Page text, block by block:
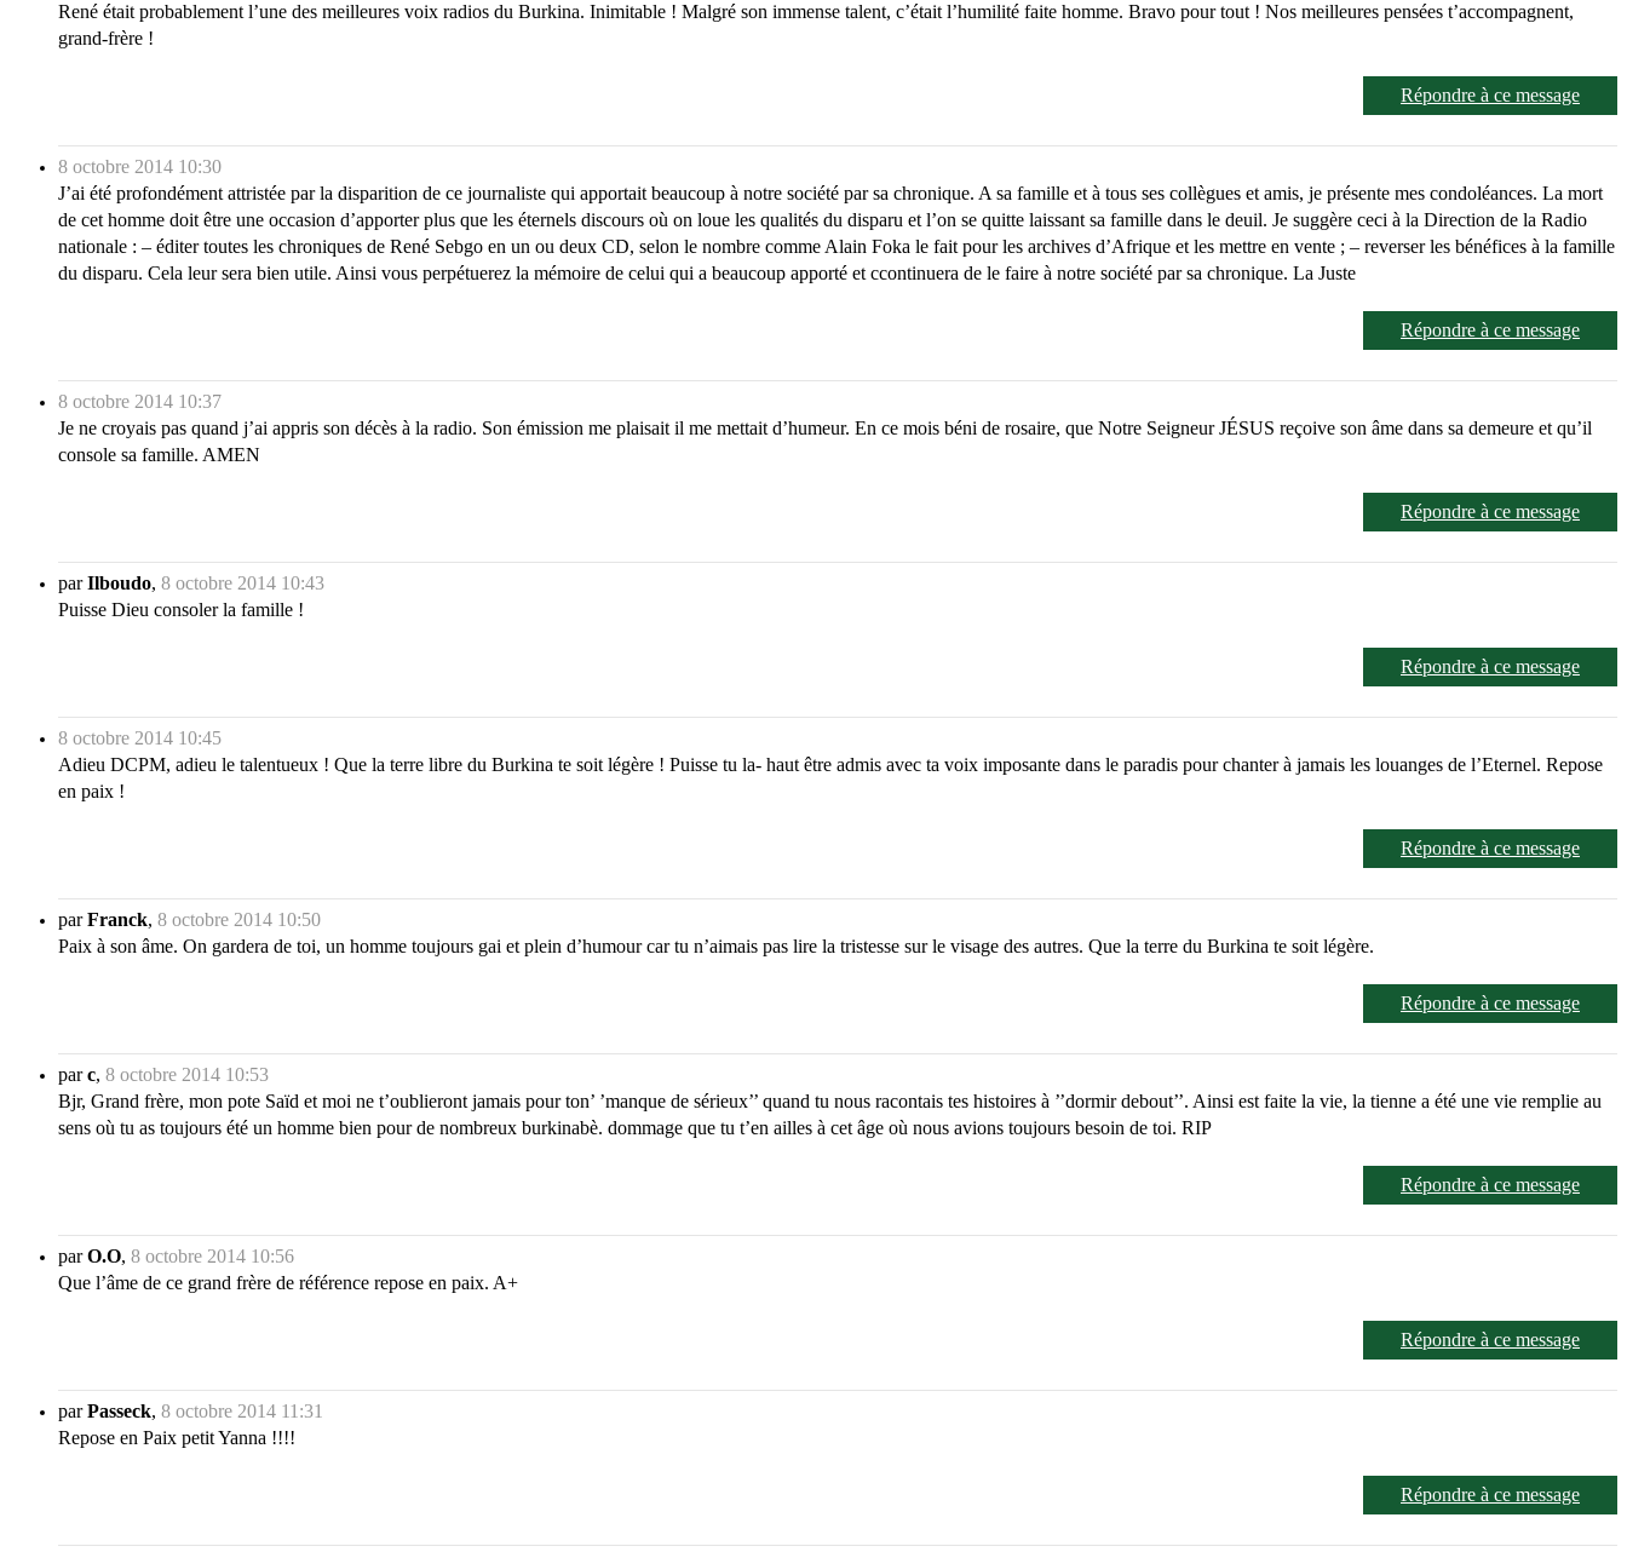
René était probablement l’une des meilleures voix radios du Burkina. Inimitable ! Malgré son immense talent, c’était l’humilité faite homme. Bravo pour tout ! Nos meilleures pensées t’accompagnent,
grand-frère !
Répondre à ce message
8 octobre 2014 10:30
J’ai été profondément attristée par la disparition de ce journaliste qui apportait beaucoup à notre société par sa chronique. A sa famille et à tous ses collègues et amis, je présente mes condoléances. La mort
de cet homme doit être une occasion d’apporter plus que les éternels discours où on loue les qualités du disparu et l’on se quitte laissant sa famille dans le deuil. Je suggère ceci à la Direction de la Radio
nationale : – éditer toutes les chroniques de René Sebgo en un ou deux CD, selon le nombre comme Alain Foka le fait pour les archives d’Afrique et les mettre en vente ; – reverser les bénéfices à la famille
du disparu. Cela leur sera bien utile. Ainsi vous perpétuerez la mémoire de celui qui a beaucoup apporté et ccontinuera de le faire à notre société par sa chronique. La Juste
Répondre à ce message
8 octobre 2014 10:37
Je ne croyais pas quand j’ai appris son décès à la radio. Son émission me plaisait il me mettait d’humeur. En ce mois béni de rosaire, que Notre Seigneur JÉSUS reçoive son âme dans sa demeure et qu’il
console sa famille. AMEN
Répondre à ce message
parIlboudo, 8 octobre 2014 10:43
Puisse Dieu consoler la famille !
Répondre à ce message
8 octobre 2014 10:45
Adieu DCPM, adieu le talentueux ! Que la terre libre du Burkina te soit légère ! Puisse tu la- haut être admis avec ta voix imposante dans le paradis pour chanter à jamais les louanges de l’Eternel. Repose
en paix !
Répondre à ce message
parFranck, 8 octobre 2014 10:50
Paix à son âme. On gardera de toi, un homme toujours gai et plein d’humour car tu n’aimais pas lire la tristesse sur le visage des autres. Que la terre du Burkina te soit légère.
Répondre à ce message
parc, 8 octobre 2014 10:53
Bjr, Grand frère, mon pote Saïd et moi ne t’oublieront jamais pour ton’ ’manque de sérieux’’ quand tu nous racontais tes histoires à ’’dormir debout’’. Ainsi est faite la vie, la tienne a été une vie remplie au
sens où tu as toujours été un homme bien pour de nombreux burkinabè. dommage que tu t’en ailles à cet âge où nous avions toujours besoin de toi. RIP
Répondre à ce message
parO.O, 8 octobre 2014 10:56
Que l’âme de ce grand frère de référence repose en paix. A+
Répondre à ce message
parPasseck, 8 octobre 2014 11:31
Repose en Paix petit Yanna !!!!
Répondre à ce message